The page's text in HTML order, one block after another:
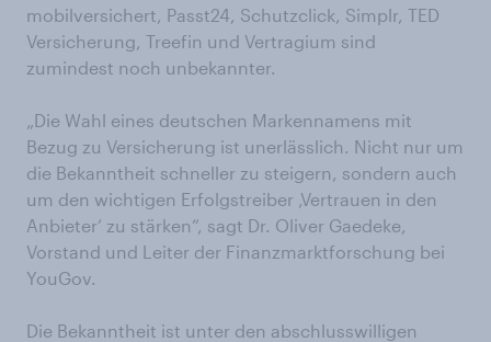
mobilversichert, Passt24, Schutzclick, Simplr, TED
Versicherung, Treefin und Vertragium sind
zumindest noch unbekannter.
„Die Wahl eines deutschen Markennamens mit
Bezug zu Versicherung ist unerlässlich. Nicht nur um
die Bekanntheit schneller zu steigern, sondern auch
um den wichtigen Erfolgstreiber ‚Vertrauen in den
Anbieter‘ zu stärken“, sagt Dr. Oliver Gaedeke,
Vorstand und Leiter der Finanzmarktforschung bei
YouGov.
Die Bekanntheit ist unter den abschlusswilligen